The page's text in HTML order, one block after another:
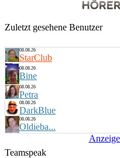
Villa Kunterbunt - Rock
Zuletzt gesehene Benutzer
08.08.26
StarClub
08.08.26
Bine
08.08.26
Petra
08.08.26
DarkBlue
08.08.26
Oldieba...
Teamspeak